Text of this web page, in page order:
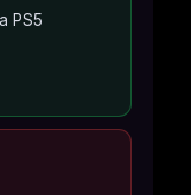
PS5